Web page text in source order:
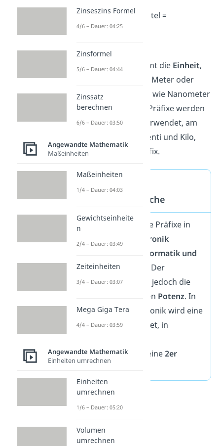
1Nano= 1 Milliardstel =
0,000000001 = 10
Hinter die Präfixe kommt die Einheit,
beispielsweise Gramm, Meter oder
Byte. So gibt es Größen wie Nanometer
oder Kilometer. Einige Präfixe werden
im Alltag eher selten verwendet, am
häufigsten sind Milli, Zenti und Kilo,
oder eben gar kein Präfix.
Anwendungsbereiche
Eingesetzt werden die Präfixe in
der
und Elektronik
Informatik und
Telekommunikation
. Der
Unterschied dabei ist jedoch die
Basis der verwendeten Potenz. In
der Physik und Elektronik wird eine
10erPotenz verwendet, in
Telekommunikation eine2er
Zinseszins Formel
4/6 – Dauer: 04:25
Zinsformel
5/6 – Dauer: 04:44
Zinssatz
berechnen
6/6 – Dauer: 03:50
Angewandte Mathematik
Maßeinheiten
Maßeinheiten
1/4 – Dauer: 04:03
Gewichtseinheite
n
2/4 – Dauer: 03:49
Zeiteinheiten
3/4 – Dauer: 03:07
Mega Giga Tera
4/4 – Dauer: 03:59
Angewandte Mathematik
Einheiten umrechnen
Einheiten
umrechnen
1/6 – Dauer: 05:20
Volumen
umrechnen